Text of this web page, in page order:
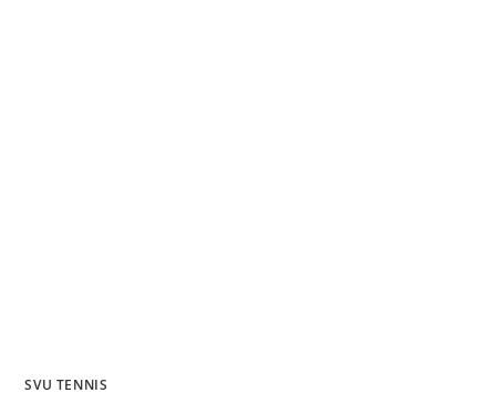
SVU TENNIS